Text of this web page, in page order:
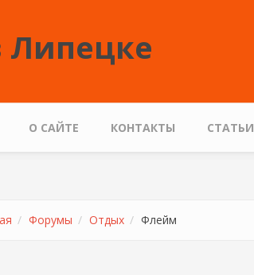
Липецке
О САЙТЕ КОНТАКТЫ СТАТЬИ
Форумы Отдых Флейм